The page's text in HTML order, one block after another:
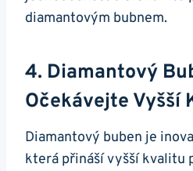
diamantovým bubnem.
4. Diamantový
Očekávejte ‌vyšší⁤
Diamantový buben ‌je
která přináší vyšší​ kvalitu‌